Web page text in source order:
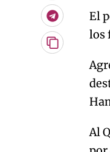
Telegram
Copiar
artículo
El
los
Al